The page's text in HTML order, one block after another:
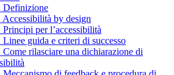
Definizione
Accessibilità by design
Principi per l’accessibilità
Linee guida e criteri di successo
Come rilasciare una dichiarazione di